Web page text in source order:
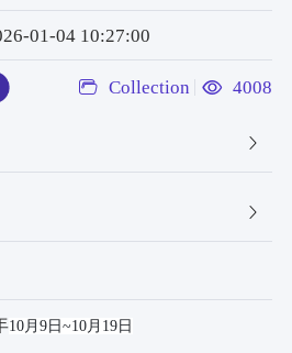
01-04 10:27:00
Collection 4008
10月9日~10月19日